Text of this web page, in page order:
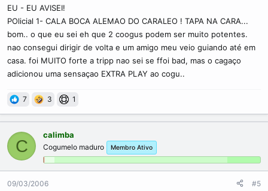
EU - EU AVISEI!
POlicial 1- CALA BOCA ALEMAO DO CARALEO ! TAPA NA CARA...
bom.. o que eu sei eh que 2 coogus podem ser muito potentes.
nao consegui dirigir de volta e um amigo meu veio guiando até em
casa. foi MUITO forte a tripp nao sei se ffoi bad, mas o cagaço
adicionou uma sensaçao EXTRA PLAY ao cogu..
7 3 1
C
calimba
Cogumelo maduro Membro Ativo
09/03/2006 #5